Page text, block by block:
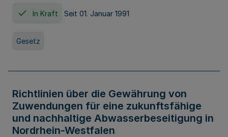
In Kraft Seit 01. Januar 1991
Gesetz
Richtlinien über die Gewährung von
Zuwendungen für eine zukunftsfähige
und nachhaltige Abwasserbeseitigung in
Nordrhein-Westfalen